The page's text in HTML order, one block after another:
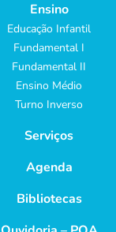
Ensino
Educação Infantil
Fundamental I
Fundamental II
Ensino Médio
Turno Inverso
Serviços
Agenda
Bibliotecas